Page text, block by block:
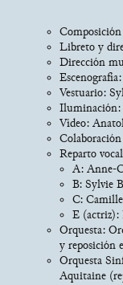
Libreto y
Dirección
Vestuario:
Iluminación:
Vídeo:
Reparto
A: Anne-
B: Sylvie
C:
E (actriz):
Orquesta:
y reposición
Orquesta
Aquitaine